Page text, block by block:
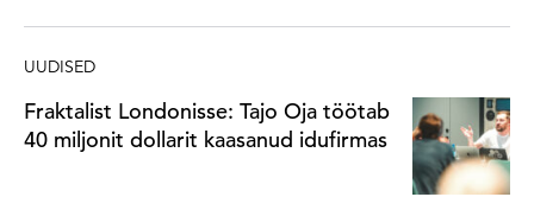
UUDISED
Fraktalist Londonisse: Tajo Oja töötab
40 miljonit dollarit kaasanud idufirmas